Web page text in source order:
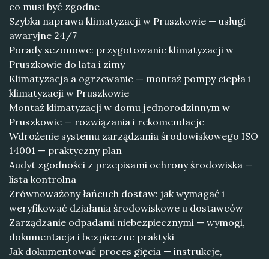
co musi być zgodne
Szybka naprawa klimatyzacji w Pruszkowie — usługi
awaryjne 24/7
Porady sezonowe: przygotowanie klimatyzacji w
Pruszkowie do lata i zimy
Klimatyzacja a ogrzewanie — montaż pompy ciepła i
klimatyzacji w Pruszkowie
Montaż klimatyzacji w domu jednorodzinnym w
Pruszkowie — rozwiązania i rekomendacje
Wdrożenie systemu zarządzania środowiskowego ISO
14001 — praktyczny plan
Audyt zgodności z przepisami ochrony środowiska —
lista kontrolna
Zrównoważony łańcuch dostaw: jak wymagać i
weryfikować działania środowiskowe u dostawców
Zarządzanie odpadami niebezpiecznymi — wymogi,
dokumentacja i bezpieczne praktyki
Jak dokumentować proces gięcia — instrukcje,